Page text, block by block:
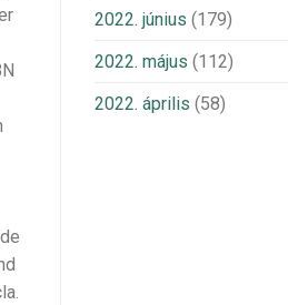
2022. június (179)
2022. május (112)
2022. április (58)